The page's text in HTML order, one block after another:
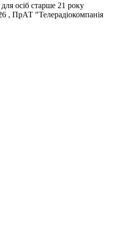
осіб старше 21 року
, ПрАТ "Телерадіокомпанія